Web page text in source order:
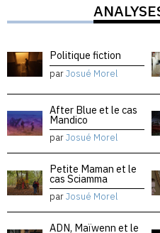
Politique fiction
parJosué Morel
After Blue et le cas
Mandico
parJosué Morel
Petite Maman et le
cas Sciamma
parJosué Morel
ADN, Maïwenn et le